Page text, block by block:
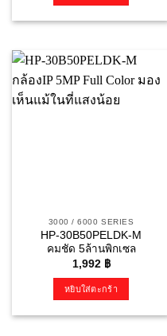
3000 / 6000 SERIES
HP-30B50PELDK-M
คมชัด 5ล้านพิกเซล
1,992 ฿
หยิบใส่ตะกร้า